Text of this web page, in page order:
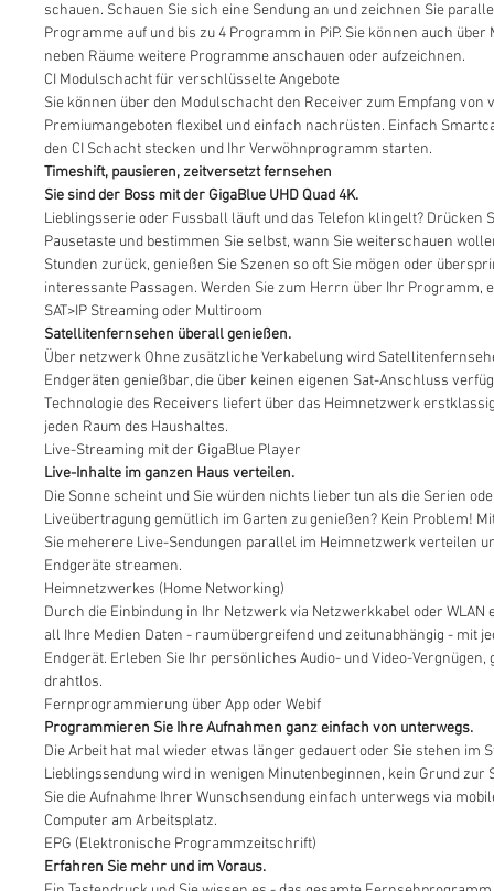
schauen. Schauen Sie sich eine Sendung an und zeichnen Sie
Programme auf und bis zu 4 Programm in PiP. Sie können auch
neben Räume weitere Programme anschauen oder aufzeichnen.
CI Modulschacht für verschlüsselte Angebote
Sie können über den Modulschacht den Receiver zum Empfang
Premiumangeboten flexibel und einfach nachrüsten. Einfach
den CI Schacht stecken und Ihr Verwöhnprogramm starten.
Timeshift, pausieren, zeitversetzt fernsehen
Sie sind der Boss mit der GigaBlue UHD Quad 4K.
Lieblingsserie oder Fussball läuft und das Telefon klingelt? Drücken
Pausetaste und bestimmen Sie selbst, wann Sie weiterschauen
Stunden zurück, genießen Sie Szenen so oft Sie mögen oder
interessante Passagen. Werden Sie zum Herrn über Ihr Programm,
SAT>IP Streaming oder Multiroom
Satellitenfernsehen überall genießen.
Über netzwerk Ohne zusätzliche Verkabelung wird
Endgeräten genießbar, die über keinen eigenen Sat-Anschluss
Technologie des Receivers liefert über das Heimnetzwerk
jeden Raum des Haushaltes.
Live-Streaming mit der GigaBlue Player
Live-Inhalte im ganzen Haus verteilen.
Die Sonne scheint und Sie würden nichts lieber tun als die Serien
Liveübertragung gemütlich im Garten zu genießen? Kein Problem!
Sie meherere Live-Sendungen parallel im Heimnetzwerk verteilen
Endgeräte streamen.
Heimnetzwerkes (Home Networking)
Durch die Einbindung in Ihr Netzwerk via Netzwerkkabel oder WLAN
all Ihre Medien Daten - raumübergreifend und zeitunabhängig - mit
Endgerät. Erleben Sie Ihr persönliches Audio- und Video-
drahtlos.
Fernprogrammierung über App oder Webif
Programmieren Sie Ihre Aufnahmen ganz einfach von unterwegs.
Die Arbeit hat mal wieder etwas länger gedauert oder Sie stehen im
Lieblingssendung wird in wenigen Minutenbeginnen, kein Grund zur
Sie die Aufnahme Ihrer Wunschsendung einfach unterwegs via
Computer am Arbeitsplatz.
EPG (Elektronische Programmzeitschrift)
Erfahren Sie mehr und im Voraus.